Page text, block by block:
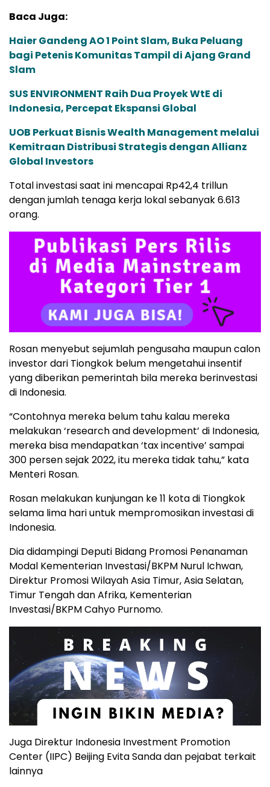
Baca Juga:
Haier Gandeng AO 1 Point Slam, Buka Peluang
bagi Petenis Komunitas Tampil di Ajang Grand
Slam
SUS ENVIRONMENT Raih Dua Proyek WtE di
Indonesia, Percepat Ekspansi Global
UOB Perkuat Bisnis Wealth Management melalui
Kemitraan Distribusi Strategis dengan Allianz
Global Investors
Total investasi saat ini mencapai Rp42,4 trillun
dengan jumlah tenaga kerja lokal sebanyak 6.613
orang.
Rosan menyebut sejumlah pengusaha maupun calon
investor dari Tiongkok belum mengetahui insentif
yang diberikan pemerintah bila mereka berinvestasi
di Indonesia.
“Contohnya mereka belum tahu kalau mereka
melakukan ‘research and development’ di Indonesia,
mereka bisa mendapatkan ‘tax incentive’ sampai
300 persen sejak 2022, itu mereka tidak tahu,” kata
Menteri Rosan.
Rosan melakukan kunjungan ke 11 kota di Tiongkok
selama lima hari untuk mempromosikan investasi di
Indonesia.
Dia didampingi Deputi Bidang Promosi Penanaman
Modal Kementerian Investasi/BKPM Nurul Ichwan,
Direktur Promosi Wilayah Asia Timur, Asia Selatan,
Timur Tengah dan Afrika, Kementerian
Investasi/BKPM Cahyo Purnomo.
Juga Direktur Indonesia Investment Promotion
Center (IIPC) Beijing Evita Sanda dan pejabat terkait
lainnya